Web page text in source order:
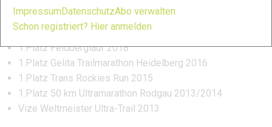
1.Platz Sean O`Brian 100K 2018
1.Platz GutsMuths-Rennsteiglauf 2018
1.Platz Feldberglauf 2018
1.Platz Gelita Trailmarathon Heidelberg 2016
1.Platz Trans Rockies Run 2015
1.Platz 50 km Ultramarathon Rodgau 2013/2014
Vize Weltmeister Ultra-Trail 2013
Impressum DatenschutzAbo verwalten
Schon registriert? Hier anmelden